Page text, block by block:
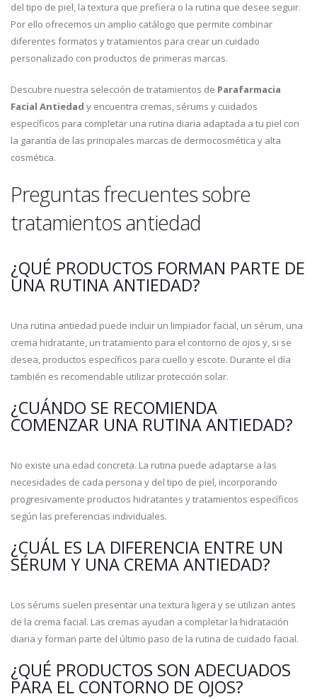
del tipo de piel, la textura que prefiera o la rutina que desee seguir.
Por ello ofrecemos un amplio catálogo que permite combinar
diferentes formatos y tratamientos para crear un cuidado
personalizado con productos de primeras marcas.
Descubre nuestra selección de tratamientos de Parafarmacia
Facial Antiedad y encuentra cremas, sérums y cuidados
específicos para completar una rutina diaria adaptada a tu piel con
la garantía de las principales marcas de dermocosmética y alta
cosmética.
Preguntas frecuentes sobre
tratamientos antiedad
¿QUÉ PRODUCTOS FORMAN PARTE DE
UNA RUTINA ANTIEDAD?
Una rutina antiedad puede incluir un limpiador facial, un sérum, una
crema hidratante, un tratamiento para el contorno de ojos y, si se
desea, productos específicos para cuello y escote. Durante el día
también es recomendable utilizar protección solar.
¿CUÁNDO SE RECOMIENDA
COMENZAR UNA RUTINA ANTIEDAD?
No existe una edad concreta. La rutina puede adaptarse a las
necesidades de cada persona y del tipo de piel, incorporando
progresivamente productos hidratantes y tratamientos específicos
según las preferencias individuales.
¿CUÁL ES LA DIFERENCIA ENTRE UN
SÉRUM Y UNA CREMA ANTIEDAD?
Los sérums suelen presentar una textura ligera y se utilizan antes
de la crema facial. Las cremas ayudan a completar la hidratación
diaria y forman parte del último paso de la rutina de cuidado facial.
¿QUÉ PRODUCTOS SON ADECUADOS
PARA EL CONTORNO DE OJOS?